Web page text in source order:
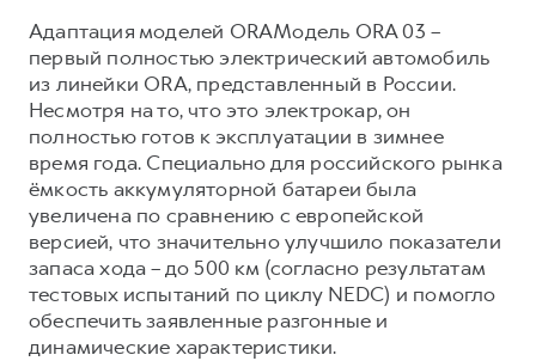
Адаптация моделей ORAМодель ORA 03 –
первый полностью электрический автомобиль
из линейки ORA, представленный в России.
Несмотря на то, что это электрокар, он
полностью готов к эксплуатации в зимнее
время года. Специально для российского рынка
ёмкость аккумуляторной батареи была
увеличена по сравнению с европейской
версией, что значительно улучшило показатели
запаса хода – до 500 км (согласно результатам
тестовых испытаний по циклу NEDC) и помогло
обеспечить заявленные разгонные и
динамические характеристики.